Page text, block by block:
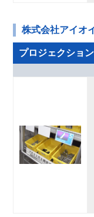
株式会社アイオ
プロジェクショ